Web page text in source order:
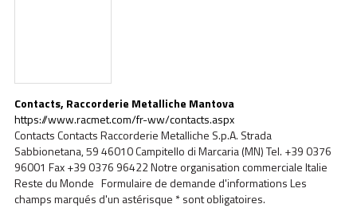
Contacts, Raccorderie Metalliche Mantova
https://www.racmet.com/fr-ww/contacts.aspx
Contacts Contacts Raccorderie Metalliche S.p.A. Strada
Sabbionetana, 59 46010 Campitello di Marcaria (MN) Tel. +39 0376
96001 Fax +39 0376 96422 Notre organisation commerciale Italie
Reste du Monde Formulaire de demande d'informations Les
champs marqués d'un astérisque * sont obligatoires.